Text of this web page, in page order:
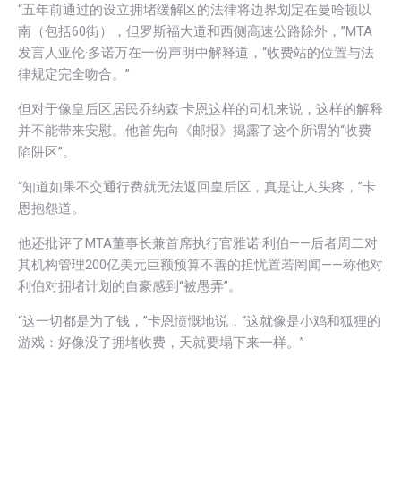
“五年前通过的设立拥堵缓解区的法律将边界划定在曼哈顿以
南（包括60街），但罗斯福大道和西侧高速公路除外，”MTA
发言人亚伦·多诺万在一份声明中解释道，“收费站的位置与法
律规定完全吻合。”
但对于像皇后区居民乔纳森·卡恩这样的司机来说，这样的解释
并不能带来安慰。他首先向《邮报》揭露了这个所谓的“收费
陷阱区”。
“知道如果不交通行费就无法返回皇后区，真是让人头疼，”卡
恩抱怨道。
他还批评了MTA董事长兼首席执行官雅诺·利伯——后者周二对
其机构管理200亿美元巨额预算不善的担忧置若罔闻——称他对
利伯对拥堵计划的自豪感到“被愚弄”。
“这一切都是为了钱，”卡恩愤慨地说，“这就像是小鸡和狐狸的
游戏：好像没了拥堵收费，天就要塌下来一样。”